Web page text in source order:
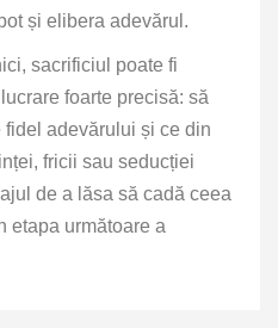
și elibera adevărul.
, sacrificiul poate fi
foarte precisă: să
adevărului și ce din
fricii sau seducției
de a lăsa să cadă ceea
etapa următoare a